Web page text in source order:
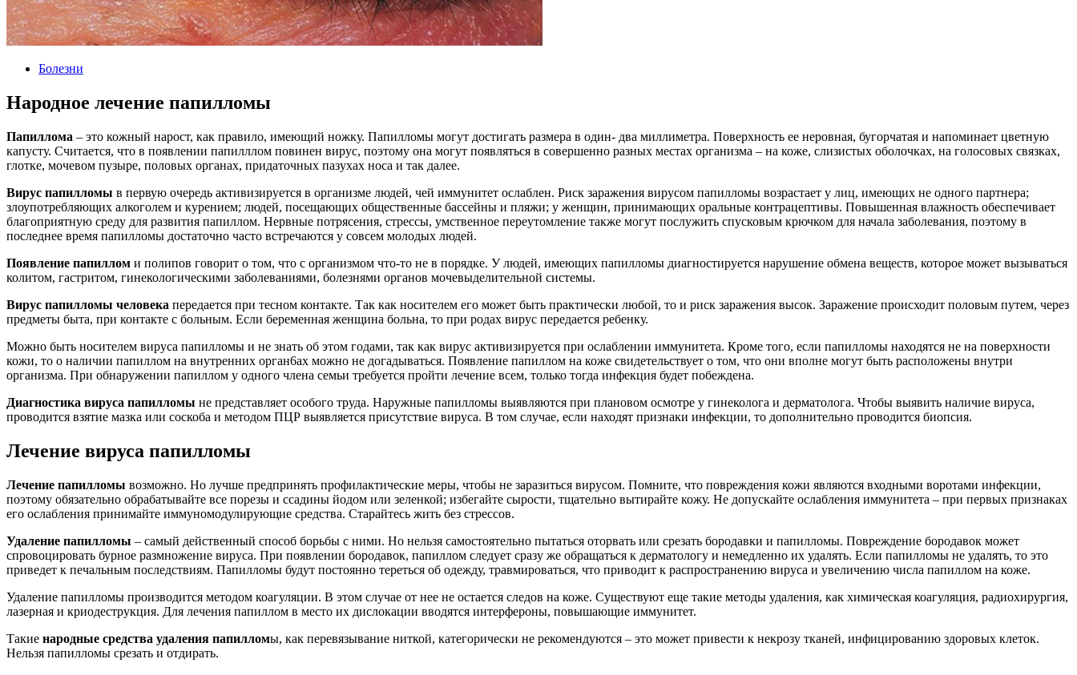
Болезни
Народное лечение папилломы
Папиллома – это кожный нарост, как правило, имеющий ножку. Папилломы могут достигать размера в один- два миллиметра. Поверхность ее неровная, бугорчатая и напоминает цветную
капусту. Считается, что в появлении папилллом повинен вирус, поэтому она могут появляться в совершенно разных местах организма – на коже, слизистых оболочках, на голосовых связках,
глотке, мочевом пузыре, половых органах, придаточных пазухах носа и так далее.
Вирус папилломы в первую очередь активизируется в организме людей, чей иммунитет ослаблен. Риск заражения вирусом папилломы возрастает у лиц, имеющих не одного партнера;
злоупотребляющих алкоголем и курением; людей, посещающих общественные бассейны и пляжи; у женщин, принимающих оральные контрацептивы. Повышенная влажность обеспечивает
благоприятную среду для развития папиллом. Нервные потрясения, стрессы, умственное переутомление также могут послужить спусковым крючком для начала заболевания, поэтому в
последнее время папилломы достаточно часто встречаются у совсем молодых людей.
Появление папиллом и полипов говорит о том, что с организмом что-то не в порядке. У людей, имеющих папилломы диагностируется нарушение обмена веществ, которое может вызываться
колитом, гастритом, гинекологическими заболеваниями, болезнями органов мочевыделительной системы.
Вирус папилломы человека передается при тесном контакте. Так как носителем его может быть практически любой, то и риск заражения высок. Заражение происходит половым путем, через
предметы быта, при контакте с больным. Если беременная женщина больна, то при родах вирус передается ребенку.
Можно быть носителем вируса папилломы и не знать об этом годами, так как вирус активизируется при ослаблении иммунитета. Кроме того, если папилломы находятся не на поверхности
кожи, то о наличии папиллом на внутренних орган6ах можно не догадываться. Появление папиллом на коже свидетельствует о том, что они вполне могут быть расположены внутри
организма. При обнаружении папиллом у одного члена семьи требуется пройти лечение всем, только тогда инфекция будет побеждена.
Диагностика вируса папилломы не представляет особого труда. Наружные папилломы выявляются при плановом осмотре у гинеколога и дерматолога. Чтобы выявить наличие вируса,
проводится взятие мазка или соскоба и методом ПЦР выявляется присутствие вируса. В том случае, если находят признаки инфекции, то дополнительно проводится биопсия.
Лечение вируса папилломы
Лечение папилломы возможно. Но лучше предпринять профилактические меры, чтобы не заразиться вирусом. Помните, что повреждения кожи являются входными воротами инфекции,
поэтому обязательно обрабатывайте все порезы и ссадины йодом или зеленкой; избегайте сырости, тщательно вытирайте кожу. Не допускайте ослабления иммунитета – при первых признаках
его ослабления принимайте иммуномодулирующие средства. Старайтесь жить без стрессов.
Удаление папилломы – самый действенный способ борьбы с ними. Но нельзя самостоятельно пытаться оторвать или срезать бородавки и папилломы. Повреждение бородавок может
спровоцировать бурное размножение вируса. При появлении бородавок, папиллом следует сразу же обращаться к дерматологу и немедленно их удалять. Если папилломы не удалять, то это
приведет к печальным последствиям. Папилломы будут постоянно тереться об одежду, травмироваться, что приводит к распространению вируса и увеличению числа папиллом на коже.
Удаление папилломы производится методом коагуляции. В этом случае от нее не остается следов на коже. Существуют еще такие методы удаления, как химическая коагуляция, радиохирургия,
лазерная и криодеструкция. Для лечения папиллом в место их дислокации вводятся интерфероны, повышающие иммунитет.
Такие народные средства удаления папилломы, как перевязывание ниткой, категорически не рекомендуются – это может привести к некрозу тканей, инфицированию здоровых клеток.
Нельзя папилломы срезать и отдирать.